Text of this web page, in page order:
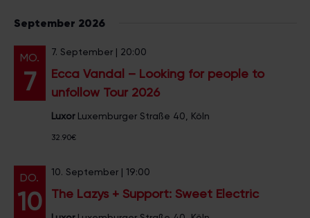
September 2026
MO.
7
Ecca Vandal – Looking for people to
unfollow Tour 2026
7. September | 20:00
Luxor Luxemburger Straße 40, Köln
32.90€
DO.
10 The Lazys + Support: Sweet Electric
10. September | 19:00